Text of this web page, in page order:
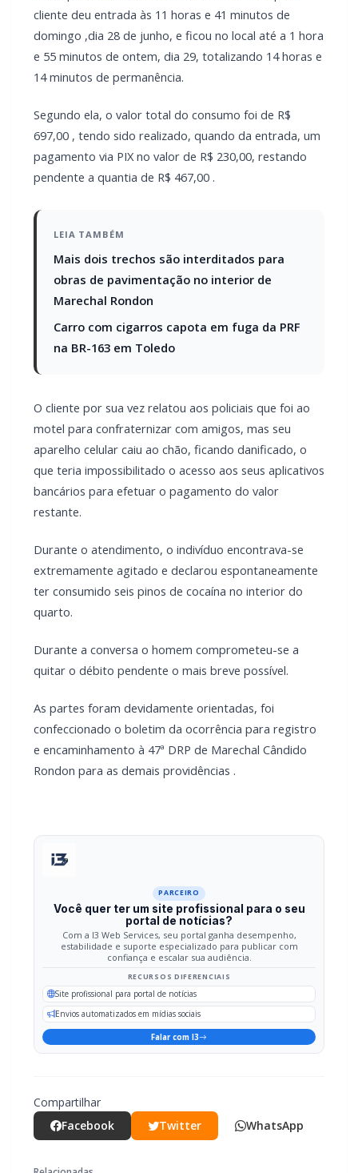
14 minutos de permanência.
Segundo ela, o valor total do consumo foi de R$
697,00 , tendo sido realizado, quando da entrada, um
pendente a quantia de R$ 467,00 .
Marechal Rondon
Carro com cigarros capota em fuga da PRF
na BR-163 em Toledo
O cliente por sua vez relatou aos policiais que foi ao
motel para confraternizar com amigos, mas seu
que teria impossibilitado o acesso aos seus aplicativos
bancários para efetuar o pagamento do valor
restante.
Durante o atendimento, o indivíduo encontrava-se
extremamente agitado e declarou espontaneamente
quarto.
Durante a conversa o homem comprometeu-se a
quitar o débito pendente o mais breve possível.
As partes foram devidamente orientadas, foi
confeccionado o boletim da ocorrência para registro
Rondon para as demais providências .
Com a I3 Web Services, seu portal ganha desempenho,
confiança e escalar sua audiência.
RECURSOS DIFERENCIAIS
Site profissional para portal de notícias
Envios automatizados em mídias sociais
Compartilhar
Relacionadas